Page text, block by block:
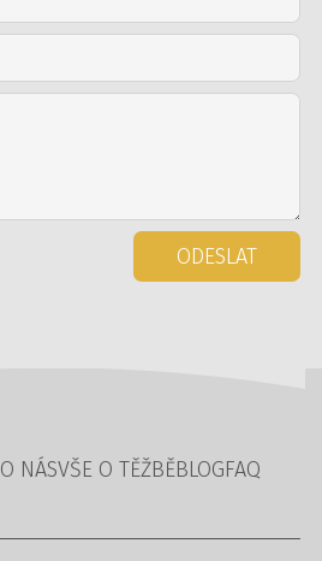
ODESLAT
O NÁSVŠE O TĚŽBĚBLOGFAQ